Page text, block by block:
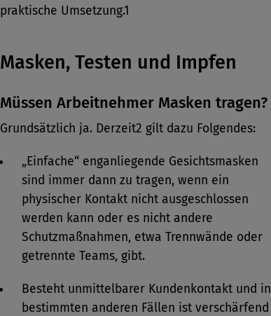
praktische Umsetzung.1
Masken, Testen und Impfen
Müssen Arbeitnehmer Masken tragen?
Grundsätzlich ja. Derzeit2 gilt dazu ­Folgendes:
„Einfache“ enganliegende Gesichtsmasken
sind immer dann zu tragen, wenn ein
physischer Kontakt nicht ausgeschlossen
werden kann oder es nicht andere
Schutzmaßnahmen, etwa Trennwände oder
getrennte Teams, gibt.
Besteht unmittelbarer Kundenkontakt und in
bestimmten anderen Fällen ist verschärfend